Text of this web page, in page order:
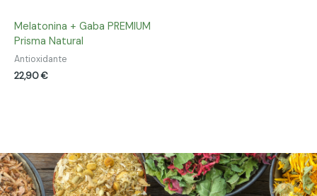
Melatonina + Gaba PREMIUM
Prisma Natural
Antioxidante
22,90€